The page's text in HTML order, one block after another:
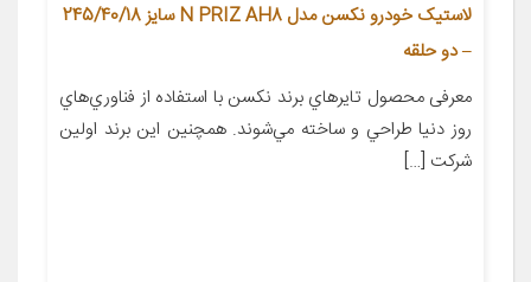
لاستیک خودرو نکسن مدل N PRIZ AH8 سایز 245/40/18
– دو حلقه
معرفی محصول تايرهاي برند نکسن با استفاده از فناوري‌هاي
روز دنيا طراحي و ساخته مي‌شوند. همچنين اين برند اولين
شرکت […]